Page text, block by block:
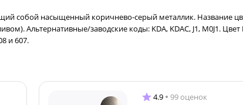
собой насыщенный коричнево-серый металлик. Название
Альтернативные/заводские коды: KDA, KDAC, J1, M0J1. Цвет
и 607.
4.9 99 оценок